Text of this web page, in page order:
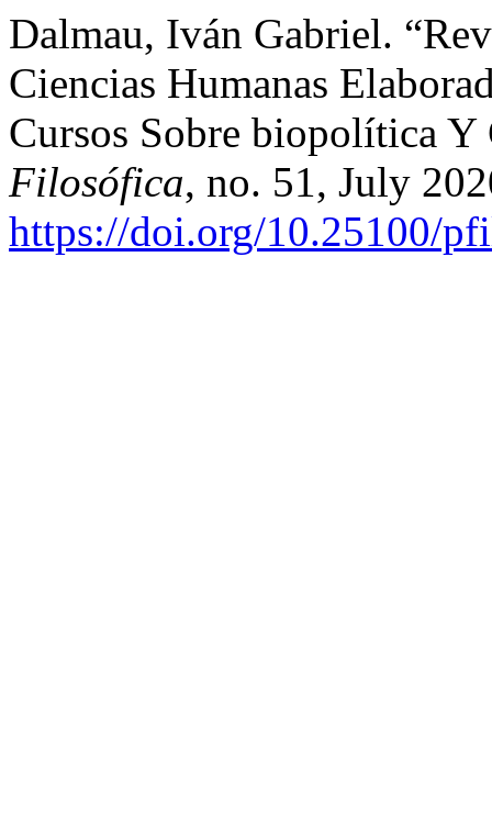
Dalmau, Iván Gabriel.
Ciencias Humanas
Cursos Sobre biopolítica
Filosófica, no. 51, July
https://doi.org/10.25100/